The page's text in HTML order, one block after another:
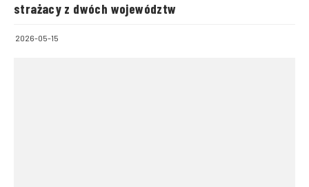
strażacy z dwóch województw
2026-05-15